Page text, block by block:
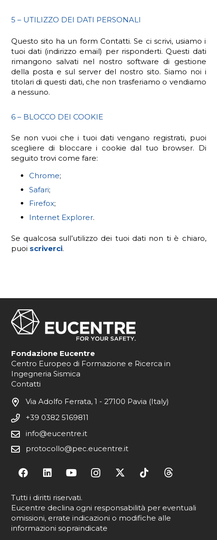
5 – UTILIZZO DEI DATI PERSONALI
Questo sito ha un form Contatti. Se ci scrivi, usiamo i
tuoi dati (indirizzo email) per risponderti. Questi dati
rimangono salvati nel nostro software di gestione
della posta e sul server del nostro sito. Siamo noi i
titolari di questi dati, che non trasferiamo o vendiamo
a nessuno.
6 – BLOCCO DEI COOKIE
Se non vuoi che i tuoi dati vengano registrati, puoi
scegliere di bloccare i cookie dal tuo browser. Di
seguito trovi come fare:
Chrome;
Safari;
Firefox;
Internet Explorer.
Se qualcosa sull’utilizzo dei tuoi dati non ti è chiaro,
puoi scriverci.
Fondazione Eucentre
Centro Europeo di Formazione e Ricerca in
Ingegneria Sismica
Contatti
Via Adolfo Ferrata, 1 - 27100 Pavia (Italy)
+39 0382 5169811
info@eucentre.it
protocollo@pec.eucentre.it
Tutti i diritti riservati.
Eucentre declina ogni responsabilità per eventuali
omissioni, errate indicazioni o modifiche alle
informazioni sopraindicate